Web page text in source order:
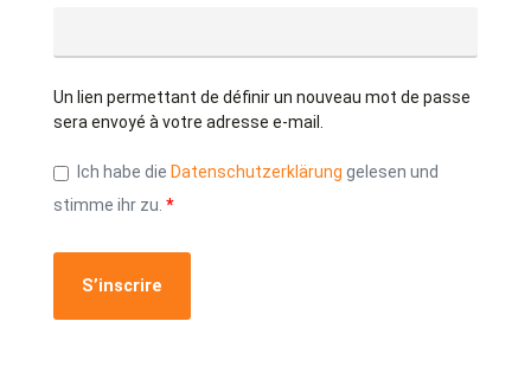
Un lien permettant de définir un nouveau mot de passe
sera envoyé à votre adresse e-mail.
Ich habe die Datenschutzerklärung gelesen und
stimme ihr zu. *
S’inscrire